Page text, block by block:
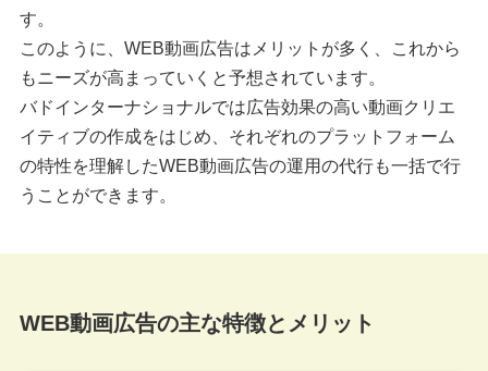
す。
このように、WEB動画広告はメリットが多く、これから
もニーズが高まっていくと予想されています。
バドインターナショナルでは広告効果の高い動画クリエ
イティブの作成をはじめ、それぞれのプラットフォーム
の特性を理解したWEB動画広告の運用の代行も一括で行
うことができます。
WEB動画広告の主な特徴とメリット